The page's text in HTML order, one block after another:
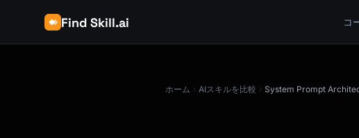
Find Skill.ai コ
ホーム AIスキルを比較 System Prompt